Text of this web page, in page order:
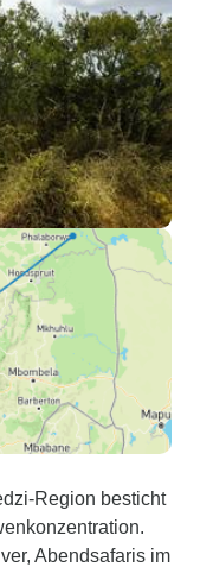
Region besticht
Abendsafaris im